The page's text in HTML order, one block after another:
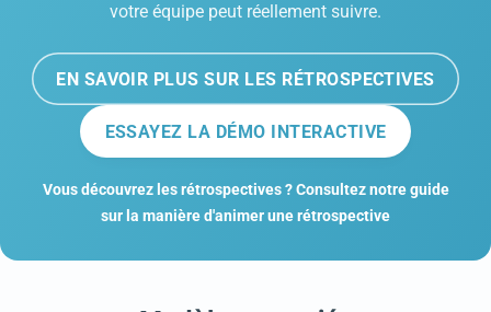
votre équipe peut réellement suivre.
EN SAVOIR PLUS SUR LES RÉTROSPECTIVES
ESSAYEZ LA DÉMO INTERACTIVE
Vous découvrez les rétrospectives ? Consultez notre guide
sur la manière d'animer une rétrospective